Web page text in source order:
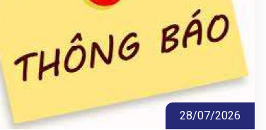
28/07/2026